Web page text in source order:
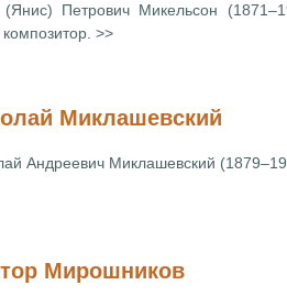
Петрович Микельсон
>>
Миклашевский
Андреевич Миклашевский
Мирошников